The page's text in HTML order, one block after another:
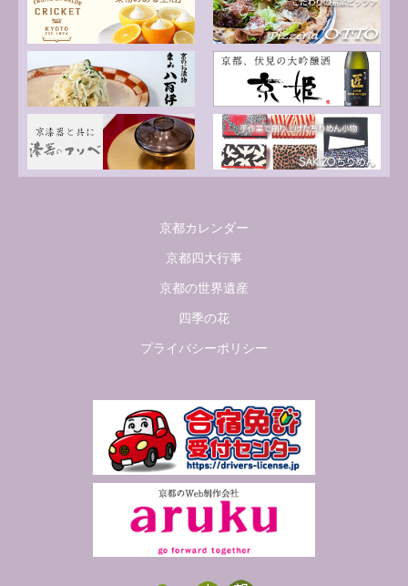
京都カレンダー
京都四大行事
京都の世界遺産
四季の花
プライバシーポリシー